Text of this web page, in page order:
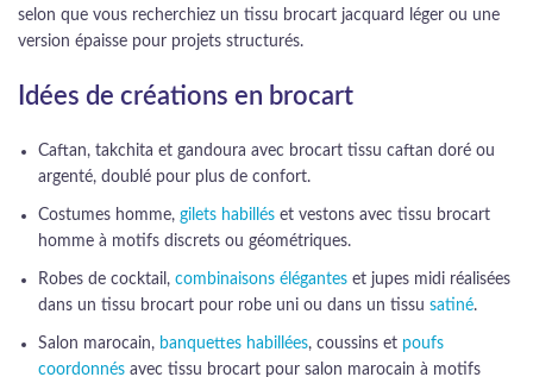
selon que vous recherchiez un tissu brocart jacquard léger ou une
version épaisse pour projets structurés.
Idées de créations en brocart
Caftan, takchita et gandoura avec brocart tissu caftan doré ou
argenté, doublé pour plus de confort.
Costumes homme, gilets habillés et vestons avec tissu brocart
homme à motifs discrets ou géométriques.
Robes de cocktail, combinaisons élégantes et jupes midi réalisées
dans un tissu brocart pour robe uni ou dans un tissu satiné.
Salon marocain, banquettes habillées, coussins et poufs
coordonnés avec tissu brocart pour salon marocain à motifs